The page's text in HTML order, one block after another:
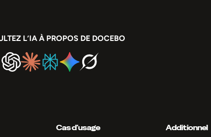
L’IA À PROPOS DE DOCEBO
Cas d’usage Additionnel